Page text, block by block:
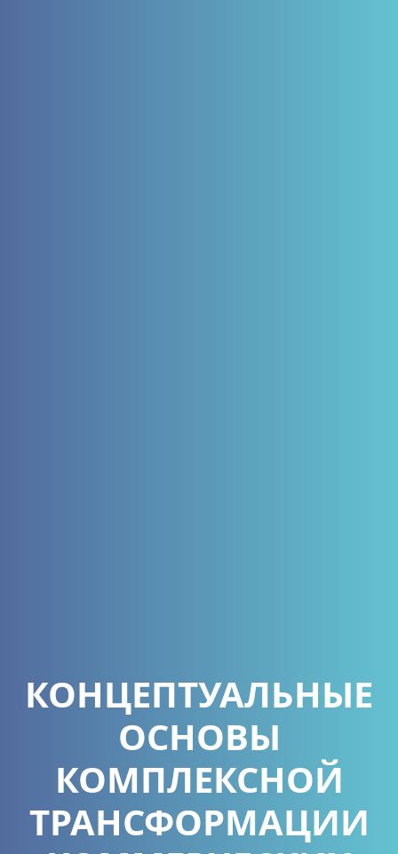
КОНЦЕПТУАЛЬНЫЕ
ОСНОВЫ
КОМПЛЕКСНОЙ
ТРАНСФОРМАЦИИ